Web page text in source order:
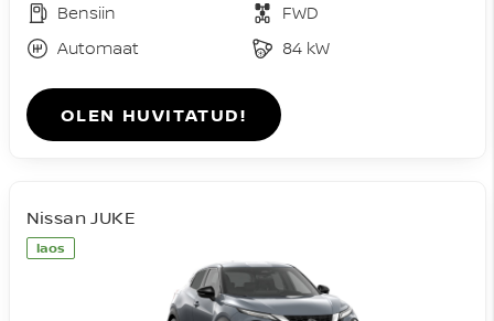
Bensiin
FWD
Automaat
84 kW
OLEN HUVITATUD!
laos
Nissan JUKE